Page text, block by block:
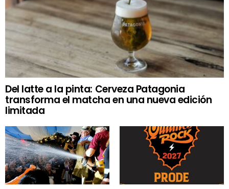
Del latte a la pinta: Cerveza Patagonia
transforma el matcha en una nueva edición
limitada